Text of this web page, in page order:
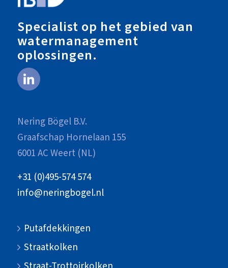
Specialist op het gebied van
watermanagement
oplossingen.
Nering Bögel B.V.
Graafschap Hornelaan 155
6001 AC Weert (NL)
+31 (0)495-574 574
info@neringbogel.nl
Putafdekkingen
Straatkolken